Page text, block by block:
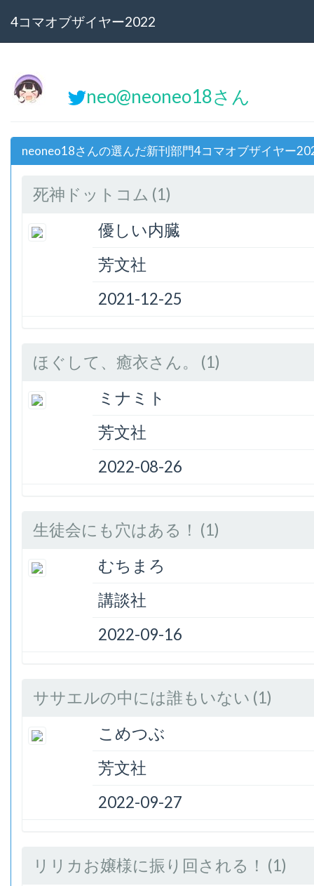
4コマオブザイヤー2022
neo@neoneo18さん
neoneo18さんの選んだ新刊部門4コマオブザイヤー
死神ドットコム (1)
優しい内臓
芳文社
2021-12-25
ほぐして、癒衣さん。 (1)
ミナミト
芳文社
2022-08-26
生徒会にも穴はある！ (1)
むちまろ
講談社
2022-09-16
ササエルの中には誰もいない (1)
こめつぶ
芳文社
2022-09-27
リリカお嬢様に振り回される！ (1)